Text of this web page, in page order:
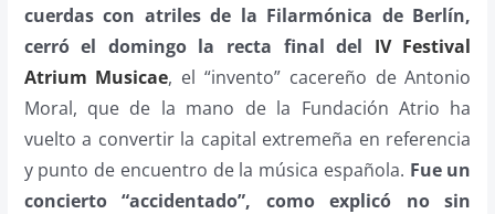
cuerdas con atriles de la Filarmónica de Berlín,
cerró el domingo la recta final del IV Festival
Atrium Musicae, el “invento” cacereño de Antonio
Moral, que de la mano de la Fundación Atrio ha
vuelto a convertir la capital extremeña en referencia
y punto de encuentro de la música española. Fue un
concierto “accidentado”, como explicó no sin